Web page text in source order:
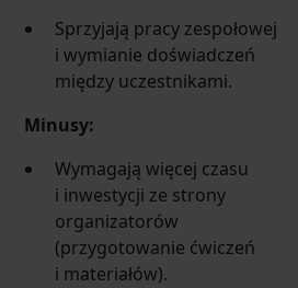
Sprzyjają pracy zespołowej
i wymianie doświadczeń
między uczestnikami.
Minusy:
Wymagają więcej czasu
i inwestycji ze strony
organizatorów
(przygotowanie ćwiczeń
i materiałów).